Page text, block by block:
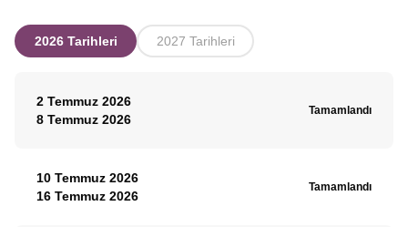
2026 Tarihleri 2027 Tarihleri
2 Temmuz 2026
8 Temmuz 2026
Tamamlandı
10 Temmuz 2026
16 Temmuz 2026
Tamamlandı